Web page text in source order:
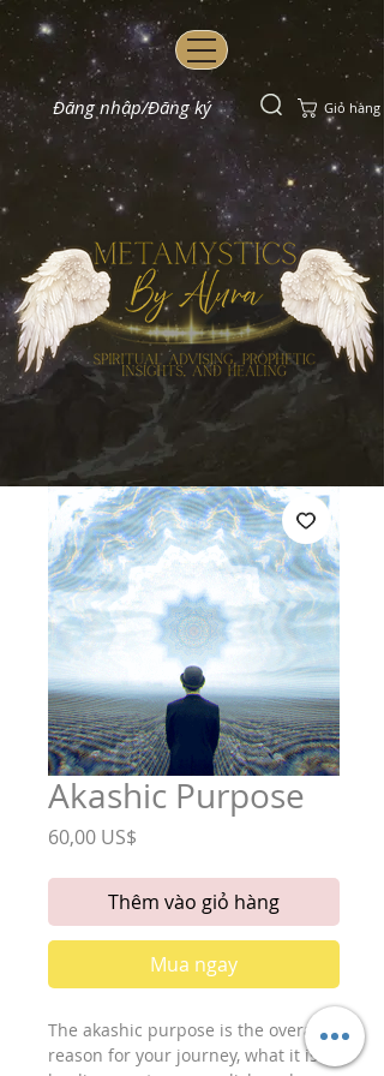
Đăng nhập/Đăng ký Giỏ hàng
Akashic Purpose
60,00 US$
Thêm vào giỏ hàng
Mua ngay
The akashic purpose is the overall
reason for your journey, what it is